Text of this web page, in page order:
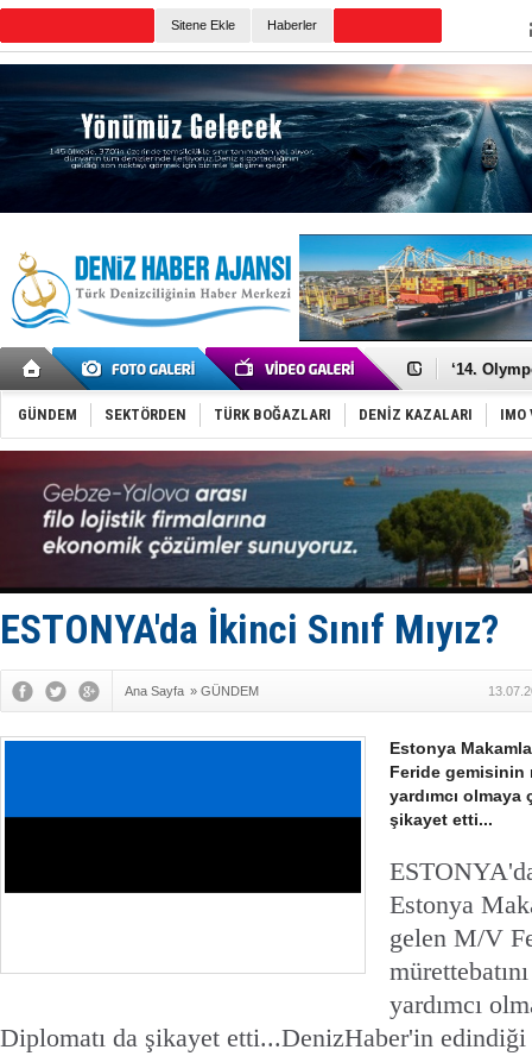
Sitene Ekle Haberler
Denizcilik
‘14.
Taksi
TÜRKLİM
SOCAR da
D-Marin,
Van’da
TAYK -
GÜNDEM SEKTÖRDEN TÜRK BOĞAZLARI DENİZ KAZALARI IMO
ESTONYA'da İkinci Sınıf Mıyız?
Ana Sayfa » GÜNDEM
Estonya
Feride gemisinin
yardımcı olmaya
şikayet etti...
Estonya
gelen M/V
yardımcı
Diplomatı da şikayet etti...DenizHaber'in